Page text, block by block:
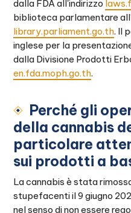
dalla FDA all'indirizzo
biblioteca parlamentare
library.parliament.go.th. Il
inglese per la
dalla Divisione Prodotti
en.fda.moph.go.th.
Perché gli
della cannabis
particolare
sui prodotti a
La cannabis è stata
stupefacenti il 9 giugno
nel senso di non essere